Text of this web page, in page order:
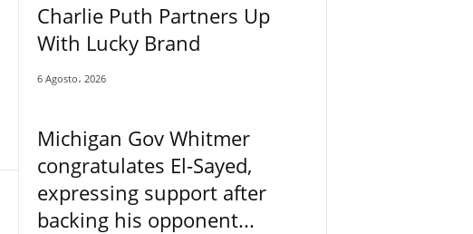
Charlie Puth Partners Up
With Lucky Brand
6 Agosto، 2026
Michigan Gov Whitmer
congratulates El-Sayed,
expressing support after
backing his opponent...